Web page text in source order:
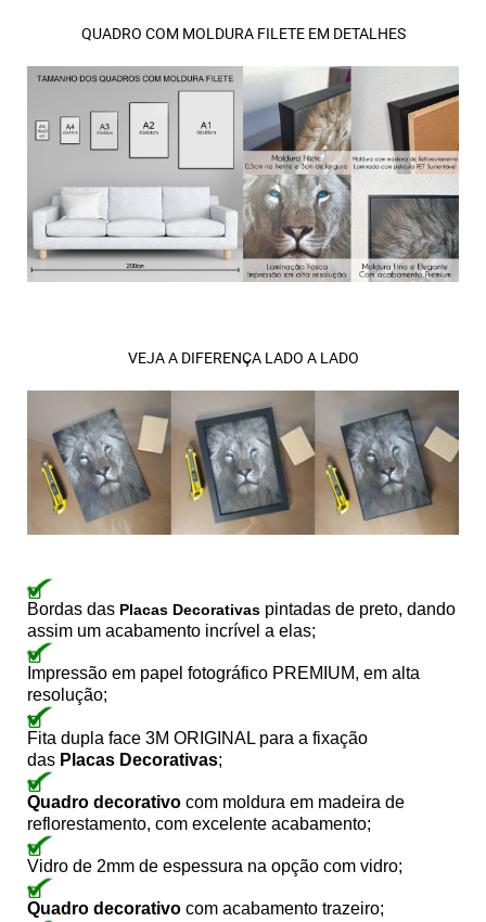
QUADRO COM MOLDURA FILETE EM DETALHES
VEJA A DIFERENÇA LADO A LADO
Bordas das Placas Decorativas pintadas de preto, dando
assim um acabamento incrível a elas;
Impressão em papel fotográfico PREMIUM, em alta
resolução;
Fita dupla face 3M ORIGINAL para a fixação
das Placas Decorativas;
Quadro decorativo com moldura em madeira de
reflorestamento, com excelente acabamento;
Vidro de 2mm de espessura na opção com vidro;
Quadro decorativo com acabamento trazeiro;